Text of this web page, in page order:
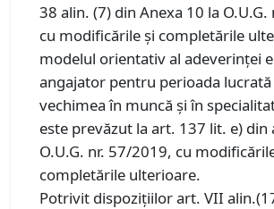
38 alin. (7) din Anexa 10 la
cu modificările și completările
modelul orientativ al adeverinței
angajator pentru perioada lucrată
vechimea în muncă și în
este prevăzut la art. 137 lit. e) din
O.U.G. nr. 57/2019, cu
completările ulterioare.
Potrivit dispozițiilor art. VII